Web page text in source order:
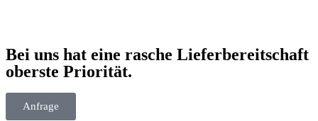
Bei uns hat eine rasche Lieferbereitschaft
oberste Priorität.
Anfrage